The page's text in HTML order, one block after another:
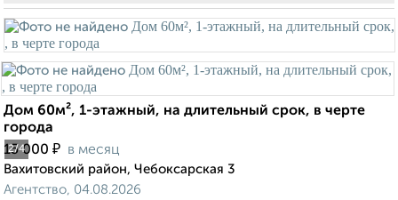
2/4
Дом 60м², 1-этажный, на длительный срок, в черте
города
15 000 ₽ в месяц
Вахитовский район, Чебоксарская 3
Агентство, 04.08.2026